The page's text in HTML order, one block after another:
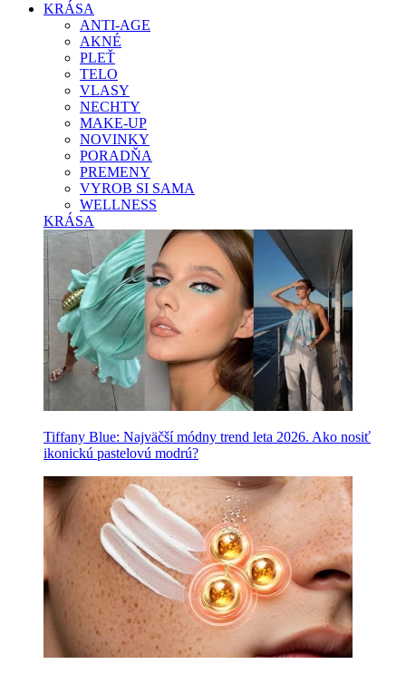
KRÁSA
ANTI-AGE
AKNÉ
PLEŤ
TELO
VLASY
NECHTY
MAKE-UP
NOVINKY
PORADŇA
PREMENY
VYROB SI SAMA
WELLNESS
KRÁSA
Tiffany Blue: Najväčší módny trend leta 2026. Ako nosiť
ikonickú pastelovú modrú?